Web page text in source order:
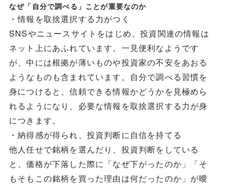
なぜ「自分で調べる」ことが重要なのか
・情報を取捨選択する力がつく
SNSやニュースサイトをはじめ、投資関連の情報は
ネット上にあふれています。一見便利なようです
が、中には根拠が薄いものや投資家の不安をあおる
ようなものも含まれています。自分で調べる習慣を
身につけると、信頼できる情報かどうかを見極めら
れるようになり、必要な情報を取捨選択する力が身
につきます。
・納得感が得られ、投資判断に自信を持てる
他人任せで銘柄を選んだり、投資判断をしている
と、価格が下落した際に「なぜ下がったのか」「そ
もそもこの銘柄を買った理由は何だったのか」が曖